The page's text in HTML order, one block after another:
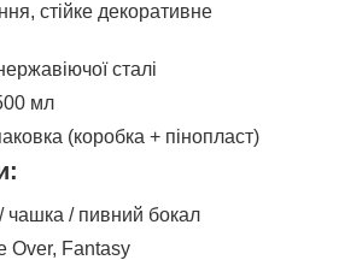
стійке декоративне
сталі
мл
(коробка + пінопласт)
чашка / пивний бокал
Over, Fantasy